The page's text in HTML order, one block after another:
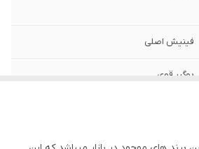
فینیش اصلی
بوگیر قوی